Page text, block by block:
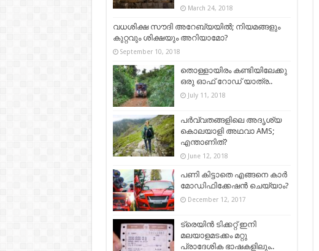
March 24, 2018
വധശിക്ഷ സൗദി അറേബ്യയിൽ; നിയമങ്ങളും
കുറ്റവും ശിക്ഷയും അറിയാമോ?
September 10, 2018
തൊള്ളായിരം കണ്ടിയിലേക്കു
ഒരു ഓഫ് റോഡ് യാത്ര..
July 11, 2018
പർവ്വതങ്ങളിലെ അദൃശ്യ
കൊലയാളി അഥവാ AMS;
എന്താണിത്?
June 12, 2018
പണി കിട്ടാതെ എങ്ങനെ കാർ
മോഡിഫിക്കേഷൻ ചെയ്യാം?
December 12, 2017
ട്രെയിന്‍ ടിക്കറ്റ്​ ഇനി
മലയാളമടക്കം മറ്റു
പ്രാദേശിക ഭാഷകളിലും..